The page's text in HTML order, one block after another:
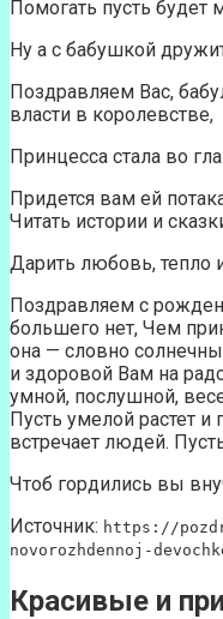
Помогать пусть будет
Ну а с бабушкой
Поздравляем Вас,
власти в королевстве,
Принцесса стала во
Придется вам ей
Читать истории и
Дарить любовь, тепло
Поздравляем с
большего нет, Чем
она — словно
и здоровой Вам на
умной, послушной,
Пусть умелой растет
встречает людей.
Чтоб гордились вы
Источник: https://
novorozhdennoj-
Красивые и